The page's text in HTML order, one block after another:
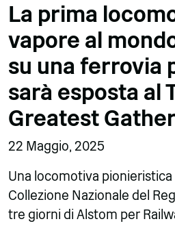
La prima
vapore al
su una ferrovia
sarà esposta al
Greatest
22 Maggio, 2025
Una locomotiva pionieristica
Collezione Nazionale del
tre giorni di Alstom per